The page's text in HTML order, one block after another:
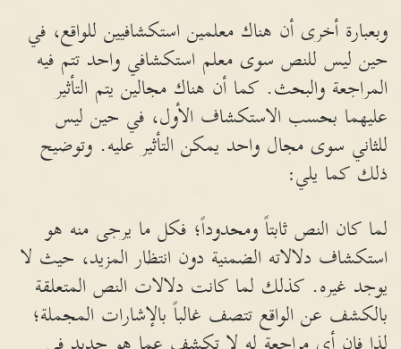
وبعبارة أخرى أن هناك معلمين استكشافيين للواقع، في
حين ليس للنص سوى معلم استكشافي واحد تتم فيه
المراجعة والبحث. كما أن هناك مجالين يتم التأثير
عليهما بحسب الاستكشاف الأول، في حين ليس
للثاني سوى مجال واحد يمكن التأثير عليه. وتوضيح
ذلك كما يلي:
لما كان النص ثابتاً ومحدوداً؛ فكل ما يرجى منه هو
استكشاف دلالاته الضمنية دون انتظار المزيد، حيث لا
يوجد غيره. كذلك لما كانت دلالات النص المتعلقة
بالكشف عن الواقع تتصف غالباً بالإشارات المجملة؛